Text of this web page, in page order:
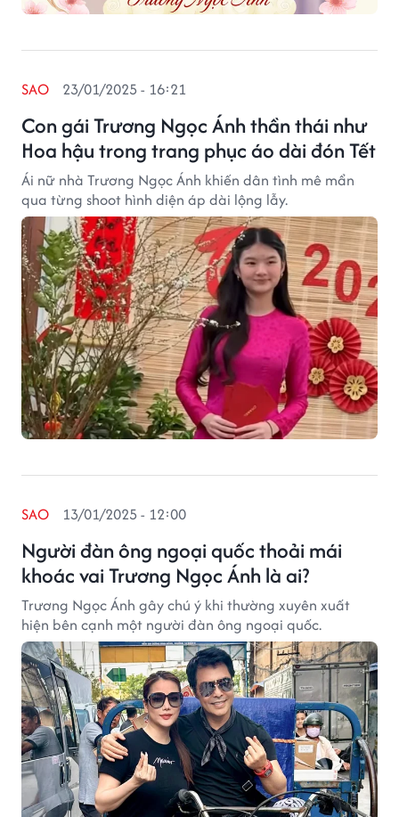
Con gái Trương Ngọc Ánh thần thái như
Hoa hậu trong trang phục áo dài đón Tết
SAO 23/01/2025 - 16:21
Ái nữ nhà Trương Ngọc Ánh khiến dân tình mê mẩn
qua từng shoot hình diện áp dài lộng lẫy.
Người đàn ông ngoại quốc thoải mái
khoác vai Trương Ngọc Ánh là ai?
SAO 13/01/2025 - 12:00
Trương Ngọc Ánh gây chú ý khi thường xuyên xuất
hiện bên cạnh một người đàn ông ngoại quốc.